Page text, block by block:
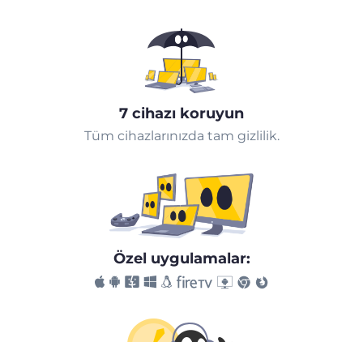
7 cihazı koruyun
Tüm cihazlarınızda tam gizlilik.
Özel uygulamalar: